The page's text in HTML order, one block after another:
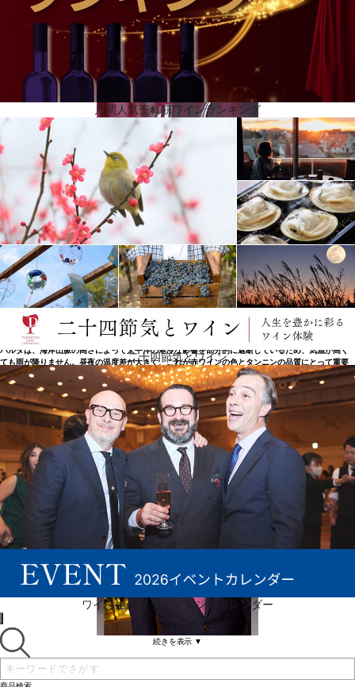
ルタ・ヴァレーにあります。アパルタはチリでは珍しい北から南への傾斜地に位置しています。南
側にはティンギリリカ川が流れ、海岸沿いのコルディリェーラの丘陵が馬蹄のように畑を囲んでい
て、ユニークなテロワールを形成しています。この地形が、葡萄の樹のバランスと葡萄のゆっくり
とした成熟を保証する条件となるのです。日の出と日没時には、山脈が太陽の光を遮り、葡萄の木
が強い日差しを受けるのを制限し、一方、川が気候を冷やす影響を与えます。
高い凝縮感と個性を備えた理想的な成熟度
アパルタの気候は、コルチャグア・ヴァレーの他の地域とは異なる特殊な中山間地気候です。その
気候は、冬期のみ雨期で、夏期は長く乾燥した地中海性半乾燥気候であると言えます。生育期のア
パルタは、海岸山脈の高さによって太平洋の寒冷な影響を部分的に遮断しているため、気温が高く
ても雨が降りません。昼夜の温度差が大きく、これが赤ワインの色とタンニンの品質にとって重要
な要素となっています。ゆっくりとした熟成により、葡萄は高い凝縮感と個性を備えた理想的な成
熟度に達し、果実味と高いレベルの自然な酸が保たれ、長期熟成のポテンシャルが生まれます。現
在、クロ・アパルタを生み出すチームは、創業者の息子でブルネ・ラポストール家の7代目、シャル
ル・ド・ブルネが率いています。
続きを表示 ▼
月間人気売れ筋ワインランキング
二十四節気とワイン
ワイン生産者 来日イベントカレンダー